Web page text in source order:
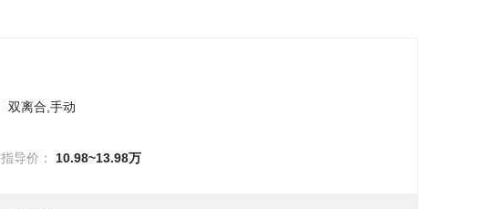
双离合,手动
指导价： 10.98~13.98万